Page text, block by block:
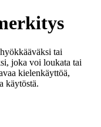
tai
joka voi loukata tai
kielenkäyttöä,
käytöstä.